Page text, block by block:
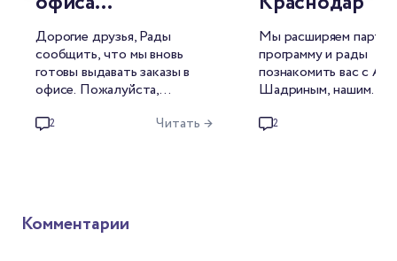
Торрефакто
вернулся!
Дорогие друзья, Рады
сообщить, что мы вновь
готовы выдавать заказы в
офисе. Пожалуйста,
такой заказ можно оплатить
2 Читать →
Мы расширяем
программу и рады
познакомить вас с
Шадриным, нашим
Для жителей этого
2
Комментарии